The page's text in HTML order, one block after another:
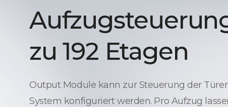
zu 192 Etagen
Output Module kann zur Steuerung der
System konfiguriert werden. Pro Aufzug